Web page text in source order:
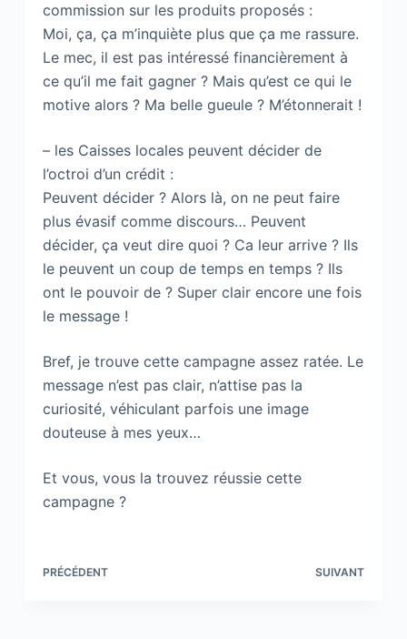
commission sur les produits proposés :
Moi, ça, ça m’inquiète plus que ça me rassure.
Le mec, il est pas intéressé financièrement à
ce qu’il me fait gagner ? Mais qu’est ce qui le
motive alors ? Ma belle gueule ? M’étonnerait !
– les Caisses locales peuvent décider de
l’octroi d’un crédit :
Peuvent décider ? Alors là, on ne peut faire
plus évasif comme discours… Peuvent
décider, ça veut dire quoi ? Ca leur arrive ? Ils
le peuvent un coup de temps en temps ? Ils
ont le pouvoir de ? Super clair encore une fois
le message !
Bref, je trouve cette campagne assez ratée. Le
message n’est pas clair, n’attise pas la
curiosité, véhiculant parfois une image
douteuse à mes yeux…
Et vous, vous la trouvez réussie cette
campagne ?
PRÉCÉDENT SUIVANT